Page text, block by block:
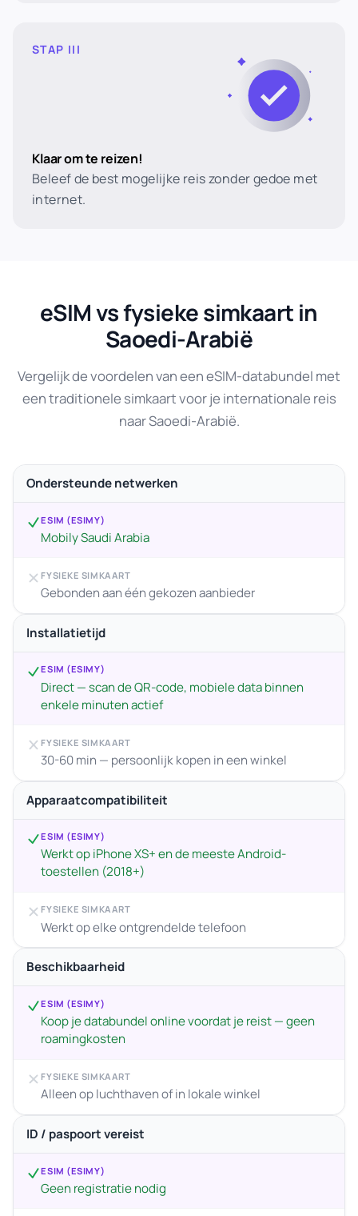
STAP III
Klaar om te reizen!
Beleef de best mogelijke reis zonder gedoe met
internet.
eSIM vs fysieke simkaart in
Saoedi-Arabië
Vergelijk de voordelen van een eSIM-databundel met
een traditionele simkaart voor je internationale reis
naar Saoedi-Arabië.
Ondersteunde netwerken
ESIM (ESIMY)
Mobily Saudi Arabia
FYSIEKE SIMKAART
Gebonden aan één gekozen aanbieder
Installatietijd
ESIM (ESIMY)
Direct — scan de QR-code, mobiele data binnen
enkele minuten actief
FYSIEKE SIMKAART
30-60 min — persoonlijk kopen in een winkel
Apparaatcompatibiliteit
ESIM (ESIMY)
Werkt op iPhone XS+ en de meeste Android-
toestellen (2018+)
FYSIEKE SIMKAART
Werkt op elke ontgrendelde telefoon
Beschikbaarheid
ESIM (ESIMY)
Koop je databundel online voordat je reist — geen
roamingkosten
FYSIEKE SIMKAART
Alleen op luchthaven of in lokale winkel
ID / paspoort vereist
ESIM (ESIMY)
Geen registratie nodig